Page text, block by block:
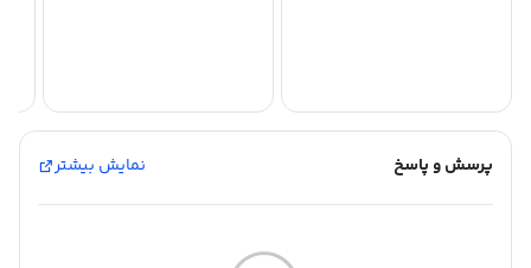
پرسش و پاسخ نمایش بیشتر